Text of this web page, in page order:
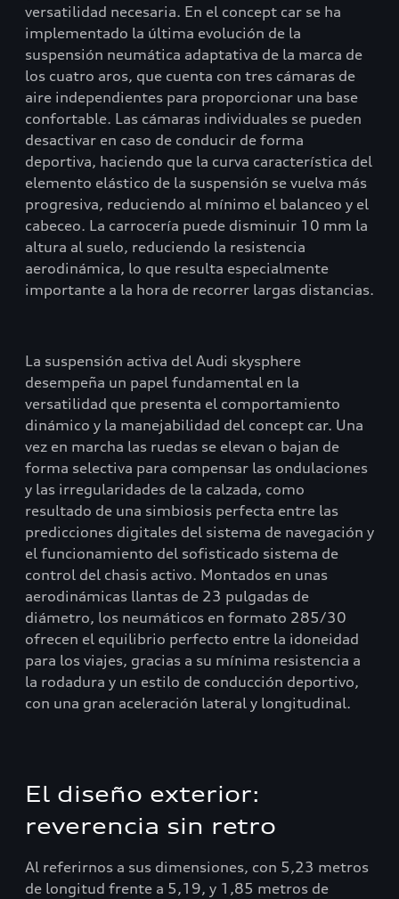
versatilidad necesaria. En el concept car se ha
implementado la última evolución de la
suspensión neumática adaptativa de la marca de
los cuatro aros, que cuenta con tres cámaras de
aire independientes para proporcionar una base
confortable. Las cámaras individuales se pueden
desactivar en caso de conducir de forma
deportiva, haciendo que la curva característica del
elemento elástico de la suspensión se vuelva más
progresiva, reduciendo al mínimo el balanceo y el
cabeceo. La carrocería puede disminuir 10 mm la
altura al suelo, reduciendo la resistencia
aerodinámica, lo que resulta especialmente
importante a la hora de recorrer largas distancias.
La suspensión activa del Audi skysphere
desempeña un papel fundamental en la
versatilidad que presenta el comportamiento
dinámico y la manejabilidad del concept car. Una
vez en marcha las ruedas se elevan o bajan de
forma selectiva para compensar las ondulaciones
y las irregularidades de la calzada, como
resultado de una simbiosis perfecta entre las
predicciones digitales del sistema de navegación y
el funcionamiento del sofisticado sistema de
control del chasis activo. Montados en unas
aerodinámicas llantas de 23 pulgadas de
diámetro, los neumáticos en formato 285/30
ofrecen el equilibrio perfecto entre la idoneidad
para los viajes, gracias a su mínima resistencia a
la rodadura y un estilo de conducción deportivo,
con una gran aceleración lateral y longitudinal.
El diseño exterior:
reverencia sin retro
Al referirnos a sus dimensiones, con 5,23 metros
de longitud frente a 5,19, y 1,85 metros de